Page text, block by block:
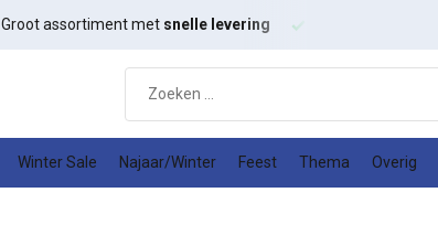
Groot assortiment met snelle levering
Winter Sale Najaar/Winter Feest Thema Overig